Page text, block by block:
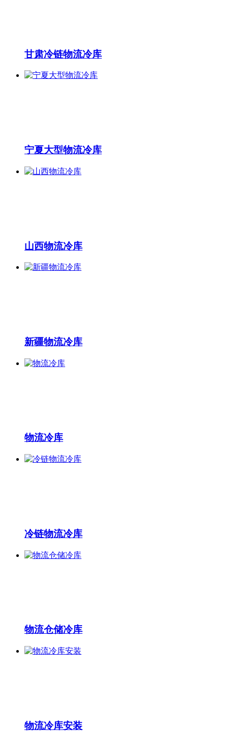
甘肃冷链物流冷库
宁夏大型物流冷库
山西物流冷库
新疆物流冷库
物流冷库
冷链物流冷库
物流仓储冷库
物流冷库安装